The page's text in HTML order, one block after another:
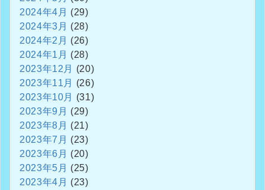
2024年4月 (29)
2024年3月 (28)
2024年2月 (26)
2024年1月 (28)
2023年12月
(20)
2023年11月
(26)
2023年10月
(31)
2023年9月 (29)
2023年8月 (21)
2023年7月 (23)
2023年6月 (20)
2023年5月 (25)
2023年4月 (23)